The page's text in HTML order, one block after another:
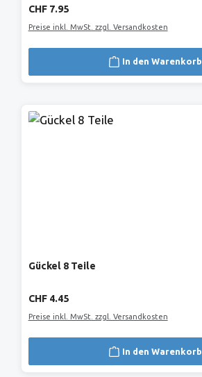
Regulärer Preis:
CHF 7.95
Preise inkl. MwSt. zzgl. Versandkosten
In den Warenkorb
Gückel 8 Teile
Regulärer Preis:
CHF 4.45
Preise inkl. MwSt. zzgl. Versandkosten
In den Warenkorb